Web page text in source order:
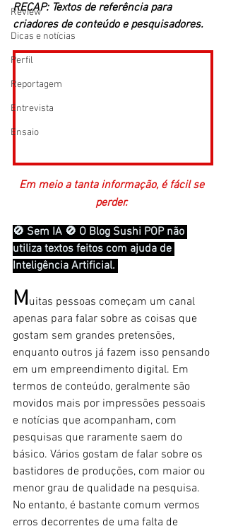
Review
Dicas e notícias
Perfil
Reportagem
Entrevista
Ensaio
RECAP: Textos de referência para
criadores de conteúdo e pesquisadores.
Em meio a tanta informação, é fácil se
perder.
🚫 Sem IA 🚫 O Blog Sushi POP não
utiliza textos feitos com ajuda de
Inteligência Artificial.
Muitas pessoas começam um canal
apenas para falar sobre as coisas que
gostam sem grandes pretensões,
enquanto outros já fazem isso pensando
em um empreendimento digital. Em
termos de conteúdo, geralmente são
movidos mais por impressões pessoais
e notícias que acompanham, com
pesquisas que raramente saem do
básico. Vários gostam de falar sobre os
bastidores de produções, com maior ou
menor grau de qualidade na pesquisa.
No entanto, é bastante comum vermos
erros decorrentes de uma falta de